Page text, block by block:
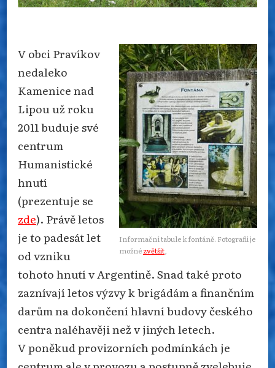
Informační tabule k fontáně. Fotografii je
možnézvětšit,
V obci Pravíkov
nedaleko
Kamenice nad
Lipou už roku
2011 buduje své
centrum
Humanistické
hnutí
(prezentuje se
zde). Právě letos
je to padesát let
od vzniku
tohoto hnutí v Argentině. Snad také proto
zaznívají letos výzvy k brigádám a finančním
darům na dokončení hlavní budovy českého
centra naléhavěji než v jiných letech.
V poněkud provizorních podmínkách je